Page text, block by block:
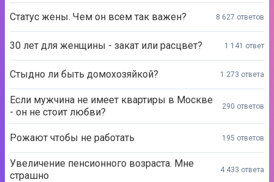
Статус жены. Чем он всем так важен? 8 627 ответов
30 лет для женщины - закат или расцвет? 1 141 ответ
Стыдно ли быть домохозяйкой? 1 273 ответа
Если мужчина не имеет квартиры в Москве
- он не стоит любви?
290 ответов
Рожают чтобы не работать 195 ответов
Увеличение пенсионного возраста. Мне
страшно
4 433 ответа